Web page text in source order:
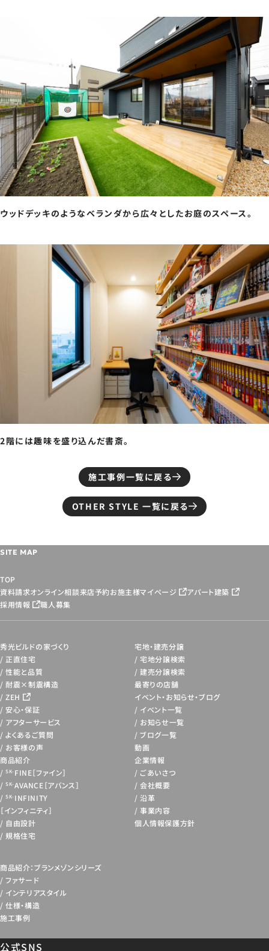
ウッドデッキのようなベランダから広々としたお庭のスペース。
2階には趣味を盛り込んだ書斎。
施工事例一覧に戻る
OTHER STYLE 一覧に戻る
SITE MAP
TOP
資料請求オンライン相談来店予約お施主様マイページ
アパート建築
採用情報
職人募集
秀光ビルドの家づくり
正直住宅
性能と品質
耐震×制震構造
ZEH
安心・保証
アフターサービス
よくあるご質問
お客様の声
商品紹介
SK-FINE［ファイン］
SK-AVANCE［アバンス］
SK-INFINITY
［インフィニティ］
自由設計
規格住宅
商品紹介：ブランメゾンシリーズ
ファサード
インテリアスタイル
仕様・構造
施工事例
宅地・建売分譲
宅地分譲検索
建売分譲検索
最寄りの店舗
イベント・お知らせ・ブログ
イベント一覧
お知らせ一覧
ブログ一覧
動画
企業情報
ごあいさつ
会社概要
沿革
事業内容
個人情報保護方針
公式SNS